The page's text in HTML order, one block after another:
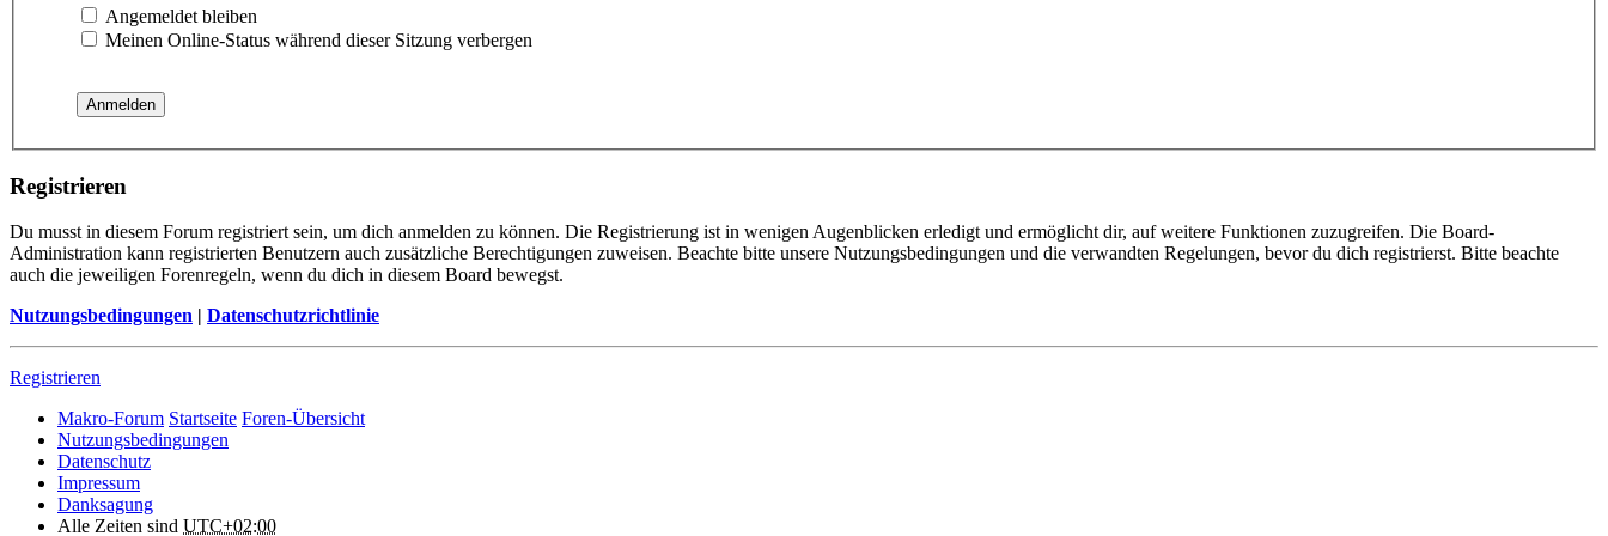
Angemeldet bleiben
Meinen Online-Status während dieser Sitzung verbergen
Registrieren
Du musst in diesem Forum registriert sein, um dich anmelden zu können. Die Registrierung ist in wenigen Augenblicken erledigt und ermöglicht dir, auf weitere Funktionen zuzugreifen. Die Board-
Administration kann registrierten Benutzern auch zusätzliche Berechtigungen zuweisen. Beachte bitte unsere Nutzungsbedingungen und die verwandten Regelungen, bevor du dich registrierst. Bitte beachte
auch die jeweiligen Forenregeln, wenn du dich in diesem Board bewegst.
Nutzungsbedingungen | Datenschutzrichtlinie
Registrieren
Makro-Forum Startseite Foren-Übersicht
Nutzungsbedingungen
Datenschutz
Impressum
Danksagung
Alle Zeiten sind UTC+02:00